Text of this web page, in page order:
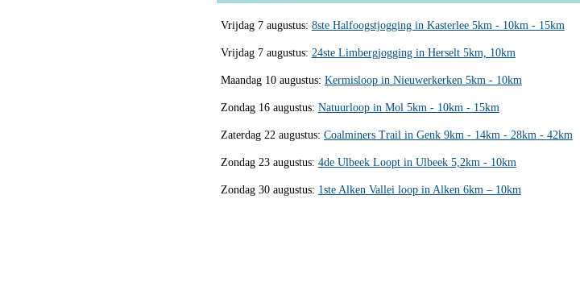
Vrijdag 7 augustus: 8ste Halfoogstjogging in Kasterlee 5km - 10km - 15km
Vrijdag 7 augustus: 24ste Limbergjogging in Herselt 5km, 10km
Maandag 10 augustus: Kermisloop in Nieuwerkerken 5km - 10km
Zondag 16 augustus: Natuurloop in Mol 5km - 10km - 15km
Zaterdag 22 augustus: Coalminers Trail in Genk 9km - 14km - 28km - 42km
Zondag 23 augustus: 4de Ulbeek Loopt in Ulbeek 5,2km - 10km
Zondag 30 augustus: 1ste Alken Vallei loop in Alken 6km – 10km